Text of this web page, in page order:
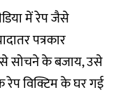
में रेप जैसे
पत्रकार
सोचने के बजाय, उसे
विक्टिम के घर गई